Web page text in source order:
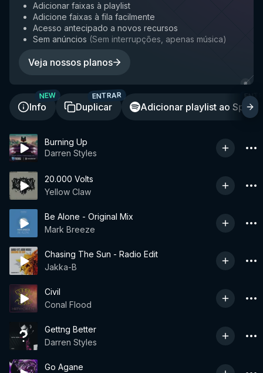
Adicionar faixas à playlist
Adicione faixas à fila facilmente
Acesso antecipado a novos recursos
Sem anúncios (Sem interrupções, apenas música)
Veja nossos planos
Info
NEW
Duplicar
ENTRAR
Adicionar playlist ao
Burning Up
Darren Styles
20.000 Volts
Yellow Claw
Be Alone - Original Mix
Mark Breeze
Chasing The Sun - Radio Edit
Jakka-B
Civil
Conal Flood
Gettng Better
Darren Styles
Go Agane